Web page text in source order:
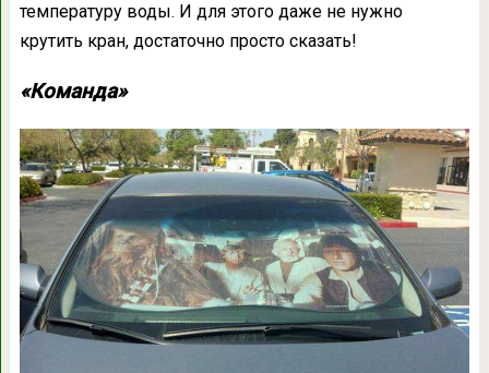
температуру воды. И для этого даже не нужно
крутить кран, достаточно просто сказать!
«Команда»